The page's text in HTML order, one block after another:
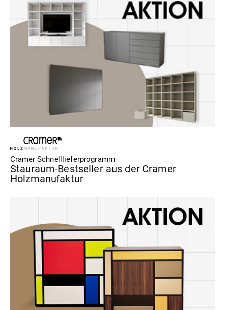
Cramer Schnelllieferprogramm
Stauraum-Bestseller aus der Cramer
Holzmanufaktur